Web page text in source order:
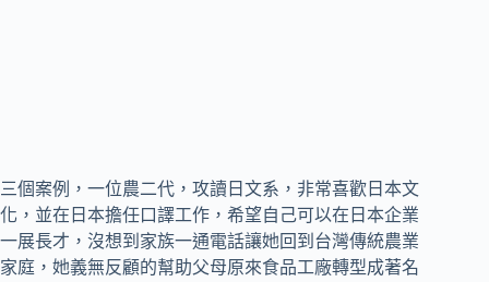
三個案例，一位農二代，攻讀日文系，非常喜歡日本文
化，並在日本擔任口譯工作，希望自己可以在日本企業
一展長才，沒想到家族一通電話讓她回到台灣傳統農業
家庭，她義無反顧的幫助父母原來食品工廠轉型成著名